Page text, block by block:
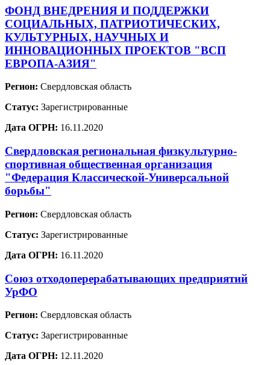
ФОНД ВНЕДРЕНИЯ И ПОДДЕРЖКИ
СОЦИАЛЬНЫХ, ПАТРИОТИЧЕСКИХ,
КУЛЬТУРНЫХ, НАУЧНЫХ И
ИННОВАЦИОННЫХ ПРОЕКТОВ "ВСП
ЕВРОПА-АЗИЯ"
Регион: Свердловская область
Статус: Зарегистрированные
Дата ОГРН: 16.11.2020
Свердловская региональная физкультурно-
спортивная общественная организация
"Федерация Классической-Универсальной
борьбы"
Регион: Свердловская область
Статус: Зарегистрированные
Дата ОГРН: 16.11.2020
Союз отходоперерабатывающих предприятий
УрФО
Регион: Свердловская область
Статус: Зарегистрированные
Дата ОГРН: 12.11.2020